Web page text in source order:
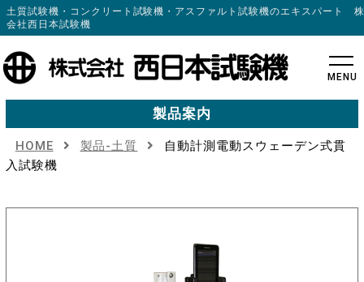
土質試験機・コンクリート試験機・アスファルト試験機のエキスパート
会社西日本試験機
MENU
製品案内
HOME 製品-土質
自動計測電動スウェーデン式貫
入試験機